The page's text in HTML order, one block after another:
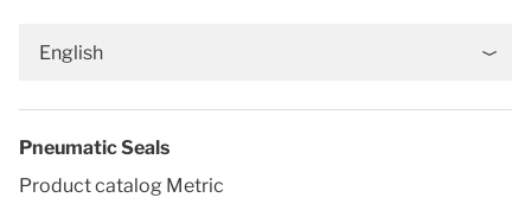
English
Pneumatic Seals
Product catalog Metric